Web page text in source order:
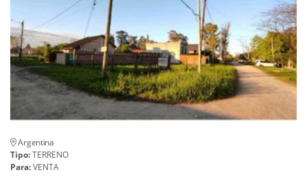
Argentina
Tipo:TERRENO
Para:VENTA